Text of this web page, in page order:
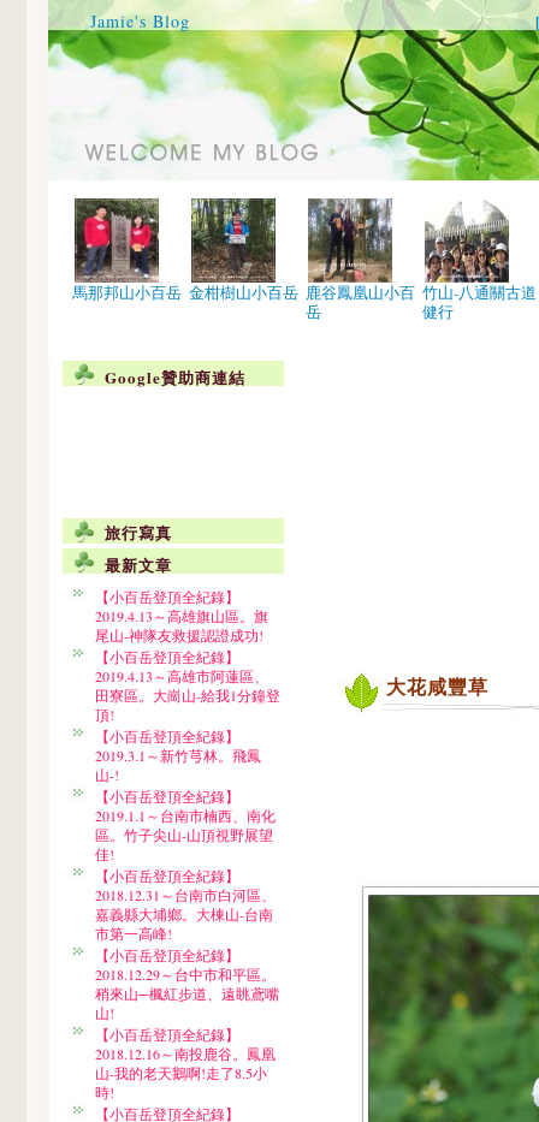
Jamie's Blog
馬那邦山小百岳 金柑樹山小百岳 鹿谷鳳凰山小百
岳
竹山-八通關古道
健行
Google贊助商連結
旅行寫真
最新文章
【小百岳登頂全紀錄】
2019.4.13～高雄旗山區。旗
尾山-神隊友救援認證成功!
【小百岳登頂全紀錄】
2019.4.13～高雄市阿蓮區、
田寮區。大崗山-給我1分鐘登
頂!
【小百岳登頂全紀錄】
2019.3.1～新竹芎林。飛鳳
山-!
【小百岳登頂全紀錄】
2019.1.1～台南市楠西、南化
區。竹子尖山-山頂視野展望
佳!
【小百岳登頂全紀錄】
2018.12.31～台南市白河區、
嘉義縣大埔鄉。大棟山-台南
市第一高峰!
【小百岳登頂全紀錄】
2018.12.29～台中市和平區。
稍來山─楓紅步道、遠眺鳶嘴
山!
【小百岳登頂全紀錄】
2018.12.16～南投鹿谷。鳳凰
山-我的老天鵝啊!走了8.5小
時!
【小百岳登頂全紀錄】
大花咸豐草